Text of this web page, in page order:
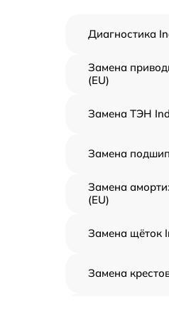
Диагностика
Замена
(EU)
Замена ТЭН
Замена
Замена
(EU)
Замена щёток
Замена